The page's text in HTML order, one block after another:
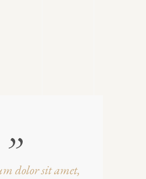
dolor sit amet,